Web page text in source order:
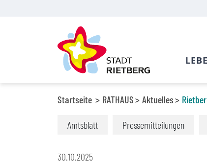
Startseite RATHAUS Aktuelles
Amtsblatt Pressemitteilungen
30.10.2025